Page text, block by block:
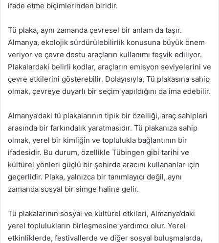
ifade etme biçimlerinden biridir.
Tü plaka, aynı zamanda çevresel bir anlam da taşır.
Almanya, ekolojik sürdürülebilirlik konusuna büyük önem
veriyor ve çevre dostu araçların kullanımı teşvik ediliyor.
Plakalardaki belirli kodlar, araçların emisyon seviyelerini ve
çevre etkilerini gösterebilir. Dolayısıyla, Tü plakasına sahip
olmak, çevreye duyarlı bir seçim yapıldığını da ima edebilir.
Almanya’daki tü plakalarının tipik bir özelliği, araç sahipleri
arasında bir farkındalık yaratmasıdır. Tü plakanıza sahip
olmak, yerel bir kimliğin ve toplulukla bağlantının bir
ifadesidir. Bu durum, özellikle Tübingen gibi tarihi ve
kültürel yönleri güçlü bir şehirde aracını kullananlar için
geçerlidir. Plaka, yalnızca bir tanımlayıcı değil, aynı
zamanda sosyal bir simge haline gelir.
Tü plakalarının sosyal ve kültürel etkileri, Almanya’daki
yerel toplulukların birleşmesine yardımcı olur. Yerel
etkinliklerde, festivallerde ve diğer sosyal buluşmalarda,